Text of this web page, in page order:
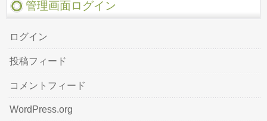
管理画面ログイン
ログイン
投稿フィード
コメントフィード
WordPress.org